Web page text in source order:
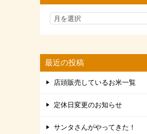
最近の投稿
店頭販売しているお米一覧
定休日変更のお知らせ
サンタさんがやってきた！